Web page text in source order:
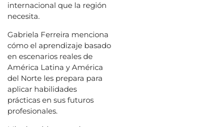
internacional que la región
necesita.
Gabriela Ferreira menciona
cómo el aprendizaje basado
en escenarios reales de
América Latina y América
del Norte les prepara para
aplicar habilidades
prácticas en sus futuros
profesionales.